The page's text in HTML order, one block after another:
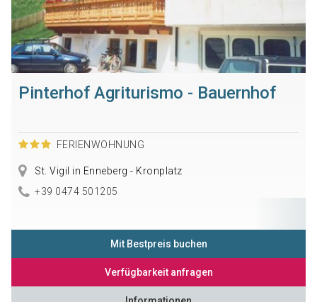
Pinterhof Agriturismo - Bauernhof
FERIENWOHNUNG
St. Vigil in Enneberg - Kronplatz
+39 0474 501205
Mit Bestpreis buchen
Verfügbarkeit anfragen